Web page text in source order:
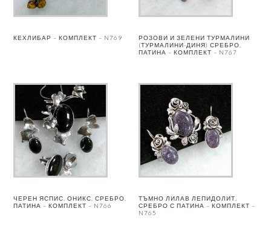
КЕХЛИБАР – КОМПЛЕКТ – N769
РОЗОВИ И ЗЕЛЕНИ ТУРМАЛИНИ
(ТУРМАЛИНИ-ДИНЯ) СРЕБРО,
ПАТИНА – КОМПЛЕКТ – N767
ЧЕРЕН ЯСПИС, ОНИКС, СРЕБРО,
ПАТИНА – КОМПЛЕКТ – N766
ТЪМНО ЛИЛАВ ЛЕПИДОЛИТ,
СРЕБРО С ПАТИНА – КОМПЛЕКТ –
N765